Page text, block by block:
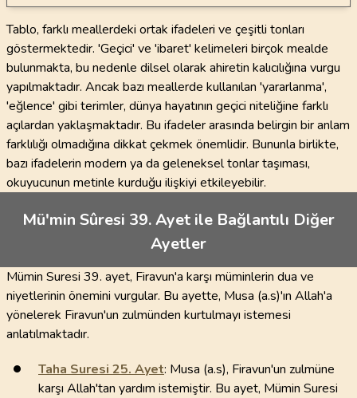
Tablo, farklı meallerdeki ortak ifadeleri ve çeşitli tonları
göstermektedir. 'Geçici' ve 'ibaret' kelimeleri birçok mealde
bulunmakta, bu nedenle dilsel olarak ahiretin kalıcılığına vurgu
yapılmaktadır. Ancak bazı meallerde kullanılan 'yararlanma',
'eğlence' gibi terimler, dünya hayatının geçici niteliğine farklı
açılardan yaklaşmaktadır. Bu ifadeler arasında belirgin bir anlam
farklılığı olmadığına dikkat çekmek önemlidir. Bununla birlikte,
bazı ifadelerin modern ya da geleneksel tonlar taşıması,
okuyucunun metinle kurduğu ilişkiyi etkileyebilir.
Mü'min Sûresi 39. Ayet ile Bağlantılı Diğer
Ayetler
Mümin Suresi 39. ayet, Firavun'a karşı müminlerin dua ve
niyetlerinin önemini vurgular. Bu ayette, Musa (a.s)'ın Allah'a
yönelerek Firavun'un zulmünden kurtulmayı istemesi
anlatılmaktadır.
Taha Suresi 25. Ayet: Musa (a.s), Firavun'un zulmüne
karşı Allah'tan yardım istemiştir. Bu ayet, Mümin Suresi